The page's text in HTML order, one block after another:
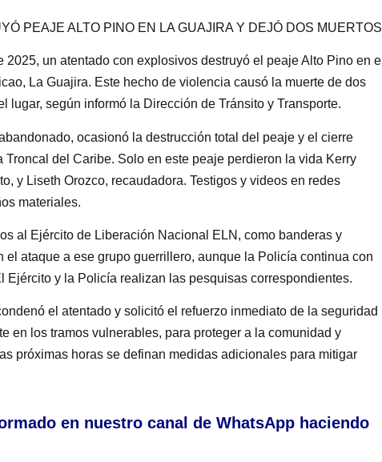
PEAJE ALTO PINO EN LA GUAJIRA Y DEJÓ DOS MUERTOS
un atentado con explosivos destruyó el peaje Alto Pino en el
La Guajira. Este hecho de violencia causó la muerte de dos
lugar, según informó la Dirección de Tránsito y Transporte.
ocasionó la destrucción total del peaje y el cierre
del Caribe. Solo en este peaje perdieron la vida Kerry
y Liseth Orozco, recaudadora. Testigos y videos en redes
materiales.
al Ejército de Liberación Nacional ELN, como banderas y
ataque a ese grupo guerrillero, aunque la Policía continua con
Ejército y la Policía realizan las pesquisas correspondientes.
el atentado y solicitó el refuerzo inmediato de la seguridad
en los tramos vulnerables, para proteger a la comunidad y
próximas horas se definan medidas adicionales para mitigar
en nuestro canal de WhatsApp haciendo